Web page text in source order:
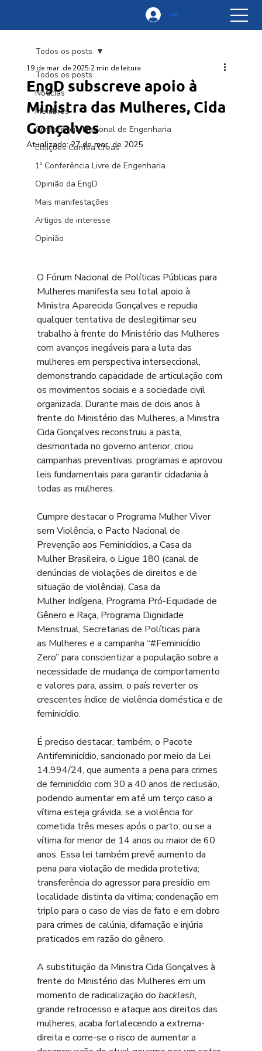
Login
Todos os posts
Notícias
Membros
Conferência Nacional de Engenharia
Eleições Confea Creas
1ª Conferência Livre de Engenharia
Opinião da EngD
Mais manifestações
Artigos de interesse
Opinião
Todos os posts
EngD subscreve apoio à
Ministra das Mulheres, Cida
Gonçalves
19 de mar. de 2025 2 min de leitura
Atualizado:27 de mar. de 2025
O Fórum Nacional de Políticas Públicas para
Mulheres manifesta seu total apoio à
Ministra Aparecida Gonçalves e repudia
qualquer tentativa de deslegitimar seu
trabalho à frente do Ministério das Mulheres
com avanços inegáveis para a luta das
mulheres em perspectiva interseccional,
demonstrando capacidade de articulação com
os movimentos sociais e a sociedade civil
organizada. Durante mais de dois anos à
frente do Ministério das Mulheres, a Ministra
Cida Gonçalves reconstruiu a pasta,
desmontada no governo anterior, criou
campanhas preventivas, programas e aprovou
leis fundamentais para garantir cidadania à
todas as mulheres.
Cumpre destacar o Programa Mulher Viver
sem Violência, o Pacto Nacional de
Prevenção aos Feminicídios, a Casa da
Mulher Brasileira, o Ligue 180 (canal de
denúncias de violações de direitos e de
situação de violência), Casa da
Mulher Indígena, Programa Pró-Equidade de
Gênero e Raça, Programa Dignidade
Menstrual, Secretarias de Políticas para
as Mulheres e a campanha “#Feminicídio
Zero” para conscientizar a população sobre a
necessidade de mudança de comportamento
e valores para, assim, o país reverter os
crescentes índice de violência doméstica e de
feminicídio.
É preciso destacar, também, o Pacote
Antifeminicídio, sancionado por meio da Lei
14.994/24, que aumenta a pena para crimes
de feminicídio com 30 a 40 anos de reclusão,
podendo aumentar em até um terço caso a
vítima esteja grávida; se a violência for
cometida três meses após o parto; ou se a
vítima for menor de 14 anos ou maior de 60
anos. Essa lei também prevê aumento da
pena para violação de medida protetiva;
transferência do agressor para presídio em
localidade distinta da vítima; condenação em
triplo para o caso de vias de fato e em dobro
para crimes de calúnia, difamação e injúria
praticados em razão do gênero.
A substituição da Ministra Cida Gonçalves à
frente do Ministério das Mulheres em um
momento de radicalização do backlash,
grande retrocesso e ataque aos direitos das
mulheres, acaba fortalecendo a extrema-
direita e corre-se o risco de aumentar a